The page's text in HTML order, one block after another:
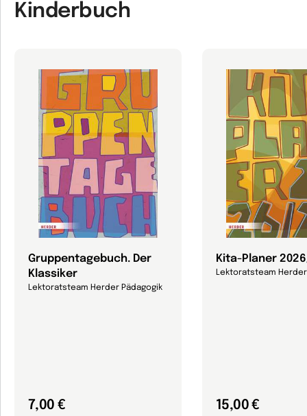
Kinderbuch
Gruppentagebuch. Der
Klassiker
Lektoratsteam Herder Pädagogik
7,00 €
Kita-Planer
Lektoratsteam Herder
15,00 €